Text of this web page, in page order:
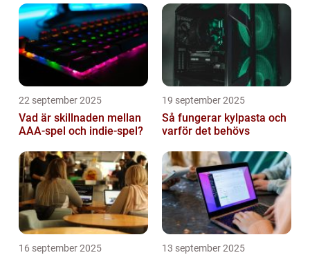
22 september 2025
Vad är skillnaden mellan
AAA-spel och indie-spel?
19 september 2025
Så fungerar kylpasta och
varför det behövs
16 september 2025 13 september 2025